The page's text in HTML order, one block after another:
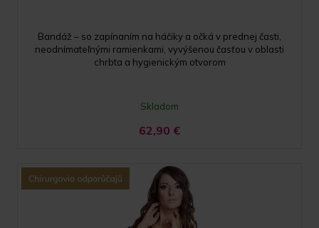
Bandáž – so zapínaním na háčiky a očká v prednej časti,
neodnímateľnými ramienkami, vyvýšenou časťou v oblasti
chrbta a hygienickým otvorom
Skladom
62,90 €